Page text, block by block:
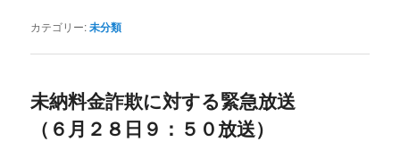
カテゴリー:未分類
未納料金詐欺に対する緊急放送
（６月２８日９：５０放送）